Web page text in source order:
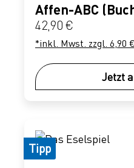
Affen-ABC
Regulärer Preis:
42,90 €
*inkl. Mwst. zzgl. 6,90
Jetzt
Tipp